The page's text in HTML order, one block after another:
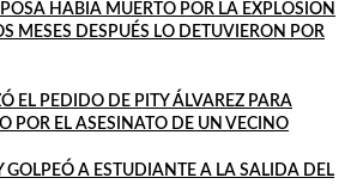
HABÍA MUERTO POR LA EXPLOSIÓN
MESES DESPUÉS LO DETUVIERON POR
EL PEDIDO DE PITY ÁLVAREZ PARA
POR EL ASESINATO DE UN VECINO
A ESTUDIANTE A LA SALIDA DEL